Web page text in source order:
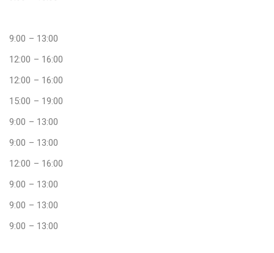
9:00 – 13:00
12:00 – 16:00
12:00 – 16:00
15:00 – 19:00
9:00 – 13:00
9:00 – 13:00
12:00 – 16:00
9:00 – 13:00
9:00 – 13:00
9:00 – 13:00